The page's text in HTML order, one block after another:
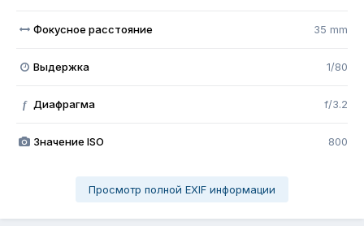
Фокусное расстояние 35 mm
Выдержка 1/80
f Диафрагма f/3.2
Значение ISO 800
Просмотр полной EXIF информации